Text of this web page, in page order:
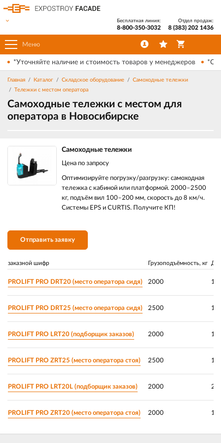
Меню
Бесплатная линия:
8-800-350-3032
Отдел продаж:
8 (383) 202 1436
*Уточняйте наличие и стоимость товаров у менеджеров
Главная Каталог Складское оборудование
Самоходные тележки
Тележки с местом оператора
Самоходные тележки с местом для
оператора в Новосибирске
Самоходные тележки
Цена по запросу
Оптимизируйте погрузку/разгрузку: самоходная
тележка с кабиной или платформой. 2000–2500
кг, подъём вил 100–200 мм, скорость до 8 км/ч.
Системы EPS и CURTIS. Получите КП!
Отправить заявку
заказной шифр Грузоподъёмность, кг
PROLIFT PRO DRT20 (место оператора сидя) 2000
PROLIFT PRO DRT25 (место оператора сидя) 2500
PROLIFT PRO LRT20 (подборщик заказов) 2000
PROLIFT PRO ZRT25 (место оператора стоя) 2500
PROLIFT PRO LRT20L (подборщик заказов) 2000
PROLIFT PRO ZRT20 (место оператора стоя) 2000